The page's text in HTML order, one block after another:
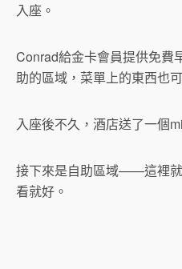
入座。
Conrad給金卡會員提供免費
助的區域，菜單上的東西也
入座後不久，酒店送了一個
接下來是自助區域——這裡
看就好。